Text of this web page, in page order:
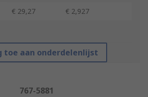
€ 29,27 € 2,927
toe aan onderdelenlijst
767-5881